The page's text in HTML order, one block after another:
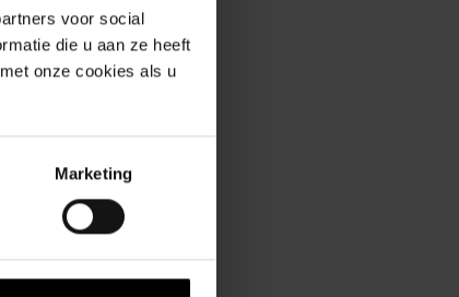
voor social
die u aan ze heeft
onze cookies als u
Marketing